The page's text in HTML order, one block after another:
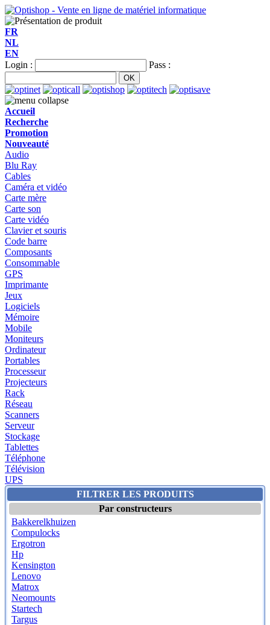
FR
NL
EN
Login :
Pass :
Accueil
Recherche
Promotion
Nouveauté
Audio
Blu Ray
Cables
Caméra et vidéo
Carte mère
Carte son
Carte vidéo
Clavier et souris
Code barre
Composants
Consommable
GPS
Imprimante
Jeux
Logiciels
Mémoire
Mobile
Moniteurs
Ordinateur
Portables
Processeur
Projecteurs
Rack
Réseau
Scanners
Serveur
Stockage
Tablettes
Téléphone
Télévision
UPS
FILTRER LES PRODUITS
Par constructeurs
Bakkerelkhuizen
Compulocks
Ergotron
Hp
Kensington
Lenovo
Matrox
Neomounts
Startech
Targus